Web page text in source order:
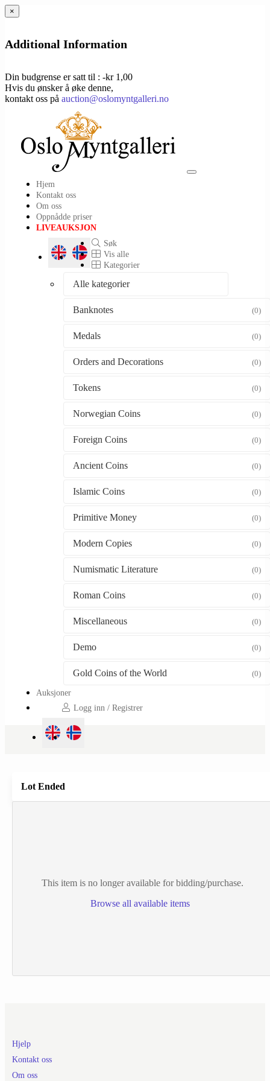
×
Additional Information
Din budgrense er satt til : -kr 1,00
Hvis du ønsker å øke denne,
kontakt oss på auction@oslomyntgalleri.no
Toggle
Hjem
Kontakt oss
Om oss
Oppnådde priser
LIVEAUKSJON
Søk
Vis alle
Kategorier
Alle kategorier
Banknotes (0)
Medals (0)
Orders and Decorations (0)
Tokens (0)
Norwegian Coins (0)
Foreign Coins (0)
Ancient Coins (0)
Islamic Coins (0)
Primitive Money (0)
Modern Copies (0)
Numismatic Literature (0)
Roman Coins (0)
Miscellaneous (0)
Demo (0)
Gold Coins of the World (0)
Auksjoner
Logg inn / Registrer
Lot Ended
This item is no longer available for bidding/purchase.
Browse all available items
Hjelp
Kontakt oss
Om oss